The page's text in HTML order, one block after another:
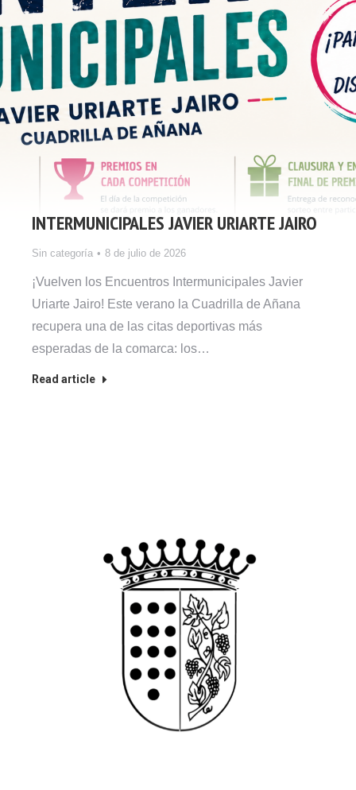
INTERMUNICIPALES JAVIER URIARTE JAIRO
Sin categoría 8 de julio de 2026
¡Vuelven los Encuentros Intermunicipales Javier
Uriarte Jairo! Este verano la Cuadrilla de Añana
recupera una de las citas deportivas más
esperadas de la comarca: los…
Read article